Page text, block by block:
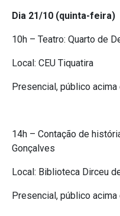
Dia 21/10 (quinta-feira)
10h – Teatro: Quarto de
Local: CEU Tiquatira
Presencial, público acima
14h – Contação de
Gonçalves
Local: Biblioteca Dirceu
Presencial, público acima